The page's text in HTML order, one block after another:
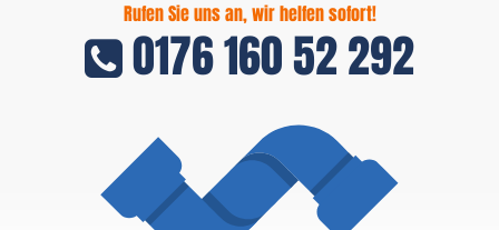
Rufen Sie uns an, wir helfen sofort!
0176 160 52 292